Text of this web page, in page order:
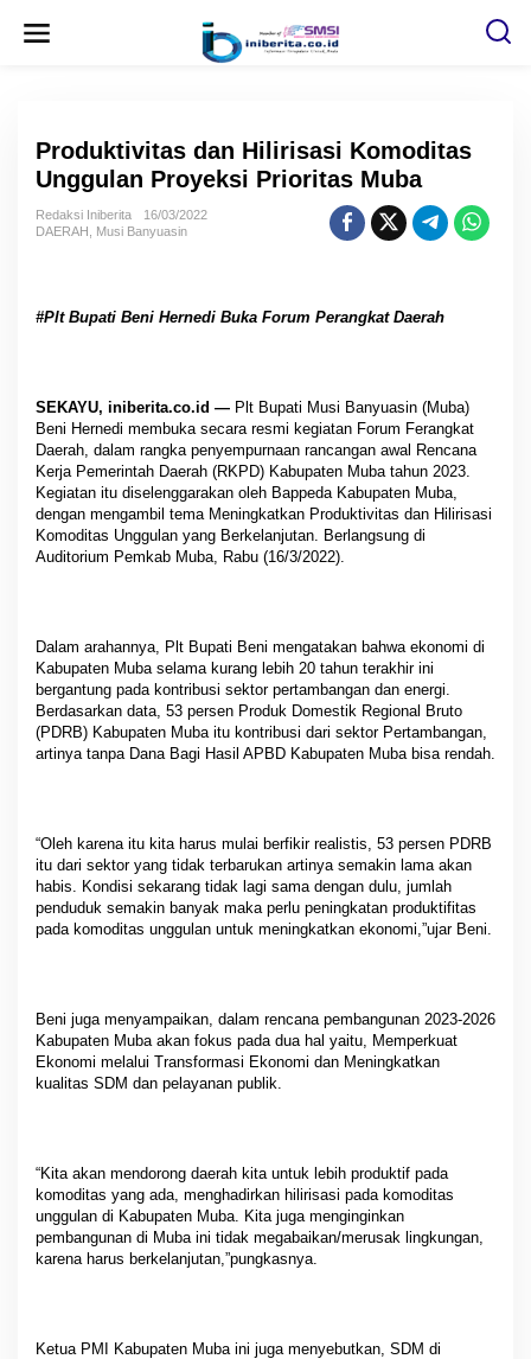
Produktivitas dan Hilirisasi Komoditas
Unggulan Proyeksi Prioritas Muba
Redaksi Iniberita
16/03/2022
DAERAH
Musi Banyuasin
#Plt Bupati Beni Hernedi Buka Forum Perangkat Daerah
SEKAYU, iniberita.co.id — Plt Bupati Musi Banyuasin (Muba)
Beni Hernedi membuka secara resmi kegiatan Forum Ferangkat
Daerah, dalam rangka penyempurnaan rancangan awal Rencana
Kerja Pemerintah Daerah (RKPD) Kabupaten Muba tahun 2023.
Kegiatan itu diselenggarakan oleh Bappeda Kabupaten Muba,
dengan mengambil tema Meningkatkan Produktivitas dan Hilirisasi
Komoditas Unggulan yang Berkelanjutan. Berlangsung di
Auditorium Pemkab Muba, Rabu (16/3/2022).
Dalam arahannya, Plt Bupati Beni mengatakan bahwa ekonomi di
Kabupaten Muba selama kurang lebih 20 tahun terakhir ini
bergantung pada kontribusi sektor pertambangan dan energi.
Berdasarkan data, 53 persen Produk Domestik Regional Bruto
(PDRB) Kabupaten Muba itu kontribusi dari sektor Pertambangan,
artinya tanpa Dana Bagi Hasil APBD Kabupaten Muba bisa rendah.
“Oleh karena itu kita harus mulai berfikir realistis, 53 persen PDRB
itu dari sektor yang tidak terbarukan artinya semakin lama akan
habis. Kondisi sekarang tidak lagi sama dengan dulu, jumlah
penduduk semakin banyak maka perlu peningkatan produktifitas
pada komoditas unggulan untuk meningkatkan ekonomi,”ujar Beni.
Beni juga menyampaikan, dalam rencana pembangunan 2023-2026
Kabupaten Muba akan fokus pada dua hal yaitu, Memperkuat
Ekonomi melalui Transformasi Ekonomi dan Meningkatkan
kualitas SDM dan pelayanan publik.
“Kita akan mendorong daerah kita untuk lebih produktif pada
komoditas yang ada, menghadirkan hilirisasi pada komoditas
unggulan di Kabupaten Muba. Kita juga menginginkan
pembangunan di Muba ini tidak megabaikan/merusak lingkungan,
karena harus berkelanjutan,”pungkasnya.
Ketua PMI Kabupaten Muba ini juga menyebutkan, SDM di